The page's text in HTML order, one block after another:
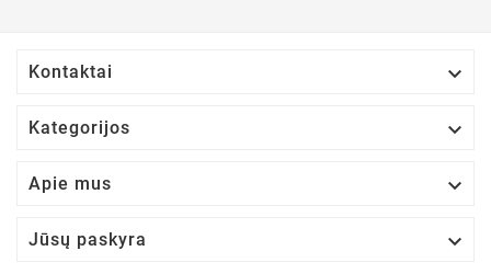
Kontaktai 
Kategorijos 
Apie mus 
Jūsų paskyra 